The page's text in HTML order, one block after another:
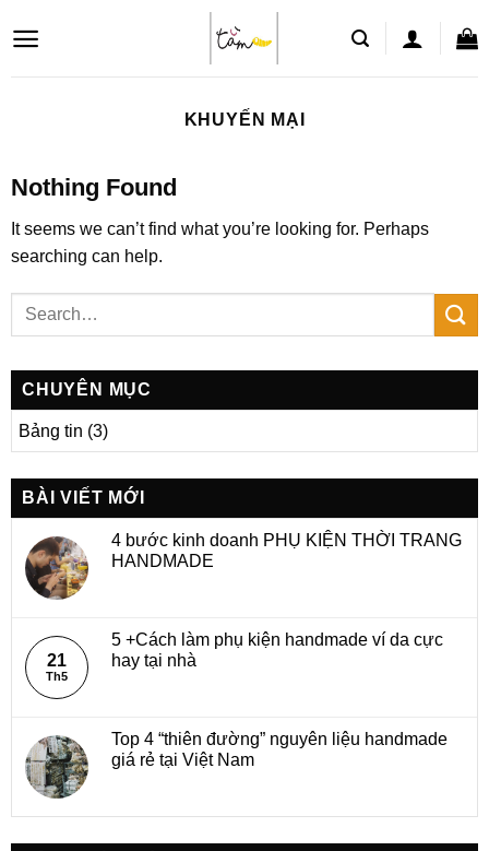
to
KHUYẾN MẠI
Nothing Found
It seems we can’t find what you’re looking for. Perhaps
searching can help.
CHUYÊN MỤC
Bảng tin (3)
BÀI VIẾT MỚI
4 bước kinh doanh PHỤ KIỆN THỜI TRANG
HANDMADE
21
Th5
5 +Cách làm phụ kiện handmade ví da cực
hay tại nhà
Top 4 “thiên đường” nguyên liệu handmade
giá rẻ tại Việt Nam